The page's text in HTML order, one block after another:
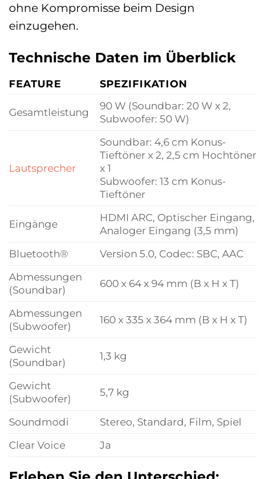
ohne Kompromisse beim Design
einzugehen.
Technische Daten im Überblick
FEATURE SPEZIFIKATION
Gesamtleistung
90 W (Soundbar: 20 W x 2,
Subwoofer: 50 W)
Lautsprecher
Soundbar: 4,6 cm Konus-
Tieftöner x 2, 2,5 cm Hochtöner
x 1
Subwoofer: 13 cm Konus-
Tieftöner
Eingänge
HDMI ARC, Optischer Eingang,
Analoger Eingang (3,5 mm)
Bluetooth®
Version 5.0, Codec: SBC, AAC
Abmessungen
(Soundbar)
600 x 64 x 94 mm (B x H x T)
Abmessungen
(Subwoofer)
160 x 335 x 364 mm (B x H x T)
Gewicht
(Soundbar)
1,3 kg
Gewicht
(Subwoofer)
5,7 kg
Soundmodi
Stereo, Standard, Film, Spiel
Clear Voice
Ja